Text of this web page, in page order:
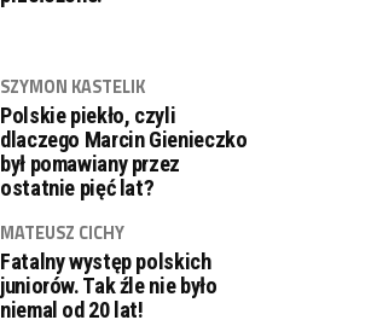
SZYMON KASTELIK
Polskie piekło, czyli
dlaczego Marcin Gienieczko
był pomawiany przez
ostatnie pięć lat?
MATEUSZ CICHY
Fatalny występ polskich
juniorów. Tak źle nie było
niemal od 20 lat!